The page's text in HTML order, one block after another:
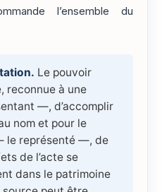
l’ensemble du
Le pouvoir
reconnue à une
—, d’accomplir
nom et pour le
le représenté —, de
de l’acte se
dans le patrimoine